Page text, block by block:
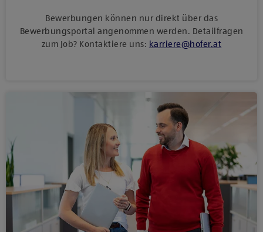
Bewerbungen können nur direkt über das
Bewerbungsportal angenommen werden. Detailfragen
zum Job? Kontaktiere uns: karriere@hofer.at